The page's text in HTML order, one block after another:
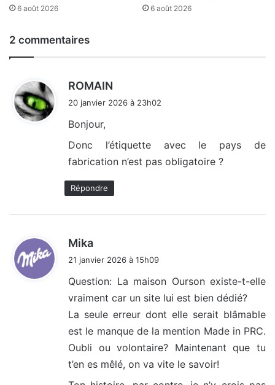
6 août 2026 6 août 2026
2 commentaires
ROMAIN
i
:
20 janvier 2026 à 23h02
Bonjour,
Donc l’étiquette avec le pays de
fabrication n’est pas obligatoire ?
Répondre
Mika
:
21 janvier 2026 à 15h09
Question: La maison Ourson existe-t-elle
vraiment car un site lui est bien dédié?
La seule erreur dont elle serait blâmable
est le manque de la mention Made in PRC.
Oubli ou volontaire? Maintenant que tu
t’en es mêlé, on va vite le savoir!